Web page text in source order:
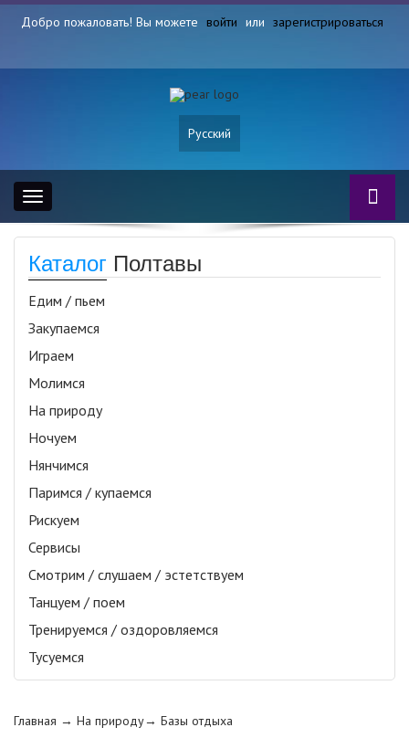
Добро пожаловать! Вы можете войти или зарегистрироваться
Русский
Toggle
navigation
Каталог Полтавы
Едим / пьем
Закупаемся
Играем
Молимся
На природу
Ночуем
Нянчимся
Паримся / купаемся
Рискуем
Сервисы
Смотрим / слушаем / эстетствуем
Танцуем / поем
Тренируемся / оздоровляемся
Тусуемся
Главная → На природу→ Базы отдыха